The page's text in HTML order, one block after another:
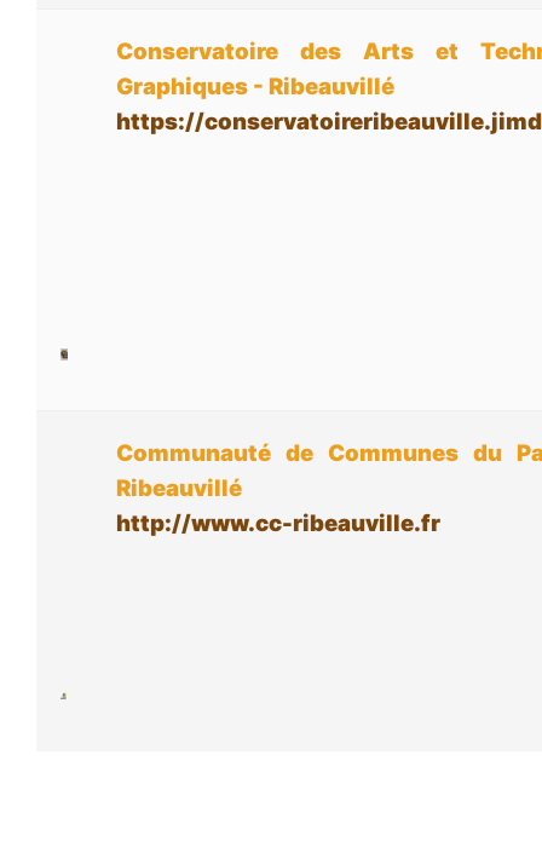
Conservatoire des Arts et
Graphiques - Ribeauvillé
https://
Communauté de Communes du
Ribeauvillé
http://www.cc-ribeauville.fr